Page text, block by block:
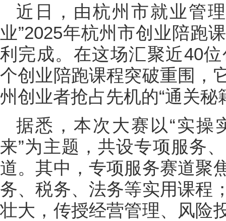
近日，由杭州市就业管
业”2025年杭州市创业陪跑
利完成。在这场汇聚近40
个创业陪跑课程突破重围，
州创业者抢占先机的“通关秘
据悉，本次大赛以“实操
来”为主题，共设专项服务
道。其中，专项服务赛道聚
务、税务、法务等实用课程
壮大，传授经营管理、风险